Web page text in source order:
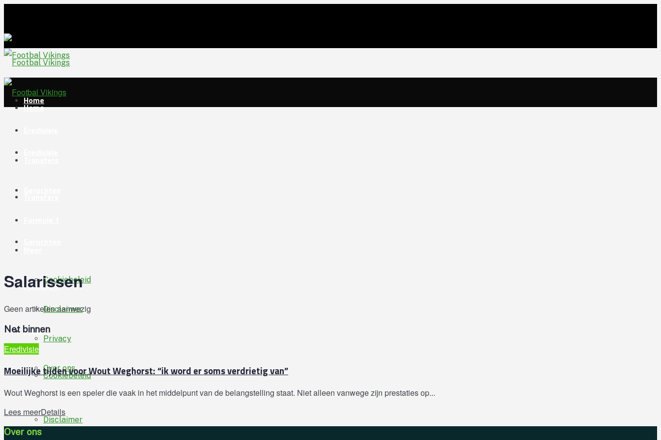
Home
Formule 1
Meer
Cookiebeleid
Disclaimer
Home
Cookiebeleid
Disclaimer
Privacy
Over ons
Salarissen
Geen artikelen aanwezig
Net binnen
Eredivisie
Moeilijke tijden voor Wout Weghorst: “ik word er soms verdrietig van”
Wout Weghorst is een speler die vaak in het middelpunt van de belangstelling staat. Niet alleen vanwege zijn prestaties op...
Lees meerDetails
Over ons